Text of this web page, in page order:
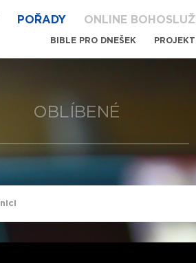
POŘADY ONLINE
BIBLE PRO DNEŠEK
OBLÍBENÉ